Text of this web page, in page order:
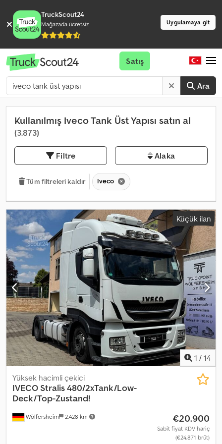
TruckScout24
Mağazada ücretsiz Uygulamaya git
Ara
Satış
Kullanılmış Iveco Tank Üst Yapısı satın al
(3.873)
Filtre Alaka
Tüm filtreleri kaldır Iveco
Küçük ilan
1 / 14
Wölfersheim 2.428 km
Yüksek hacimli çekici
IVECO Stralis 480/2xTank/Low-
Deck/Top-Zustand!
€20.900
Sabit fiyat KDV hariç
(€24.871 brüt)